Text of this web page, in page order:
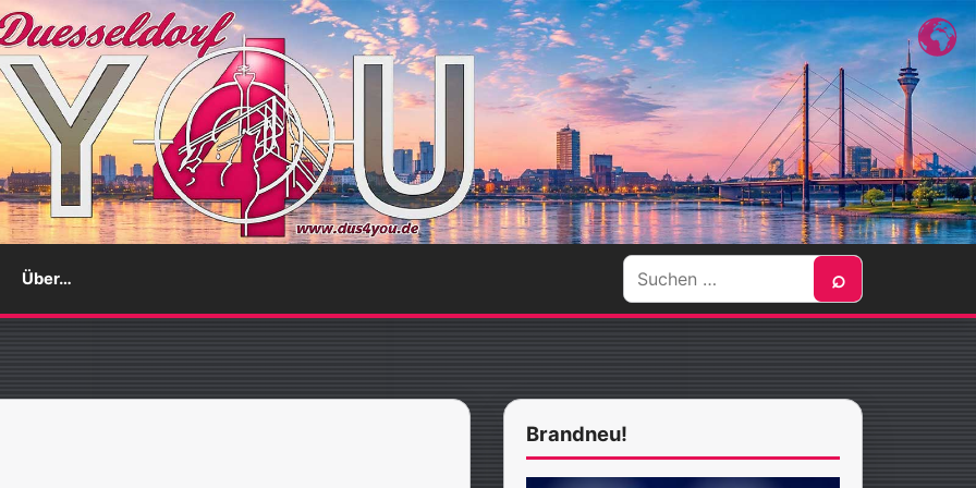
Über…
Suche
nach:
⌕
Brandneu!